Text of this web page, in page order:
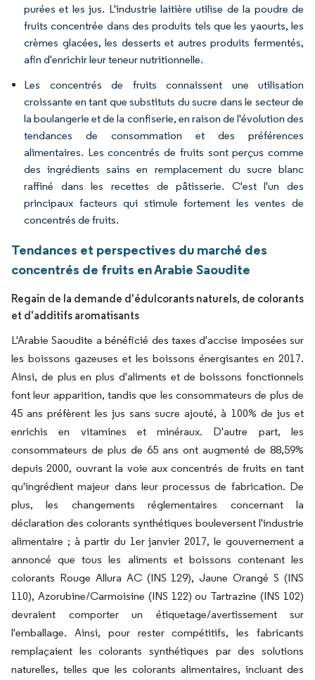
purées et les jus. L'industrie laitière utilise de la poudre de
fruits concentrée dans des produits tels que les yaourts, les
crèmes glacées, les desserts et autres produits fermentés,
afin d'enrichir leur teneur nutritionnelle.
Les concentrés de fruits connaissent une utilisation
croissante en tant que substituts du sucre dans le secteur de
la boulangerie et de la confiserie, en raison de l'évolution des
tendances de consommation et des préférences
alimentaires. Les concentrés de fruits sont perçus comme
des ingrédients sains en remplacement du sucre blanc
raffiné dans les recettes de pâtisserie. C'est l'un des
principaux facteurs qui stimule fortement les ventes de
concentrés de fruits.
Tendances et perspectives du marché des
concentrés de fruits en Arabie Saoudite
Regain de la demande d'édulcorants naturels, de colorants
et d'additifs aromatisants
L'Arabie Saoudite a bénéficié des taxes d'accise imposées sur
les boissons gazeuses et les boissons énergisantes en 2017.
Ainsi, de plus en plus d'aliments et de boissons fonctionnels
font leur apparition, tandis que les consommateurs de plus de
45 ans préfèrent les jus sans sucre ajouté, à 100% de jus et
enrichis en vitamines et minéraux. D'autre part, les
consommateurs de plus de 65 ans ont augmenté de 88,59%
depuis 2000, ouvrant la voie aux concentrés de fruits en tant
qu'ingrédient majeur dans leur processus de fabrication. De
plus, les changements réglementaires concernant la
déclaration des colorants synthétiques bouleversent l'industrie
alimentaire ; à partir du 1er janvier 2017, le gouvernement a
annoncé que tous les aliments et boissons contenant les
colorants Rouge Allura AC (INS 129), Jaune Orangé S (INS
110), Azorubine/Carmoisine (INS 122) ou Tartrazine (INS 102)
devraient comporter un étiquetage/avertissement sur
l'emballage. Ainsi, pour rester compétitifs, les fabricants
remplaçaient les colorants synthétiques par des solutions
naturelles, telles que les colorants alimentaires, incluant des